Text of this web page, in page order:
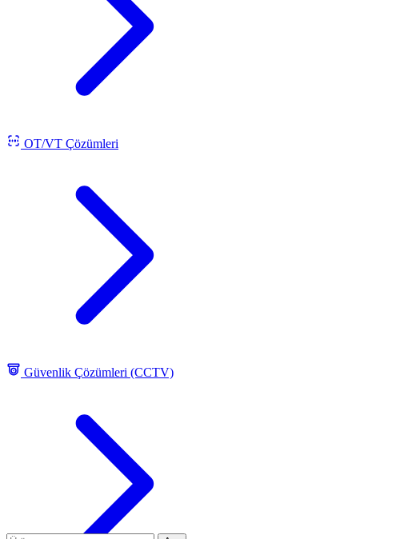
OT/VT Çözümleri
Güvenlik Çözümleri (CCTV)